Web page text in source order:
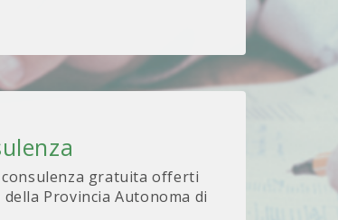
gratuita offerti
Provincia Autonoma di